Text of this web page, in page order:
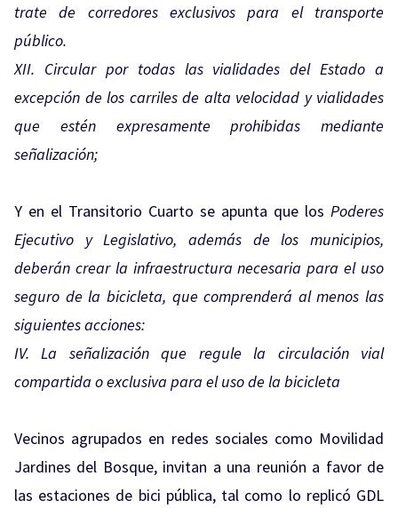
trate de corredores exclusivos para el transporte
público.
XII. Circular por todas las vialidades del Estado a
excepción de los carriles de alta velocidad y vialidades
que estén expresamente prohibidas mediante
señalización;
Y en el Transitorio Cuarto se apunta que los Poderes
Ejecutivo y Legislativo, además de los municipios,
deberán crear la infraestructura necesaria para el uso
seguro de la bicicleta, que comprenderá al menos las
siguientes acciones:
IV. La señalización que regule la circulación vial
compartida o exclusiva para el uso de la bicicleta
Vecinos agrupados en redes sociales como Movilidad
Jardines del Bosque, invitan a una reunión a favor de
las estaciones de bici pública, tal como lo replicó GDL